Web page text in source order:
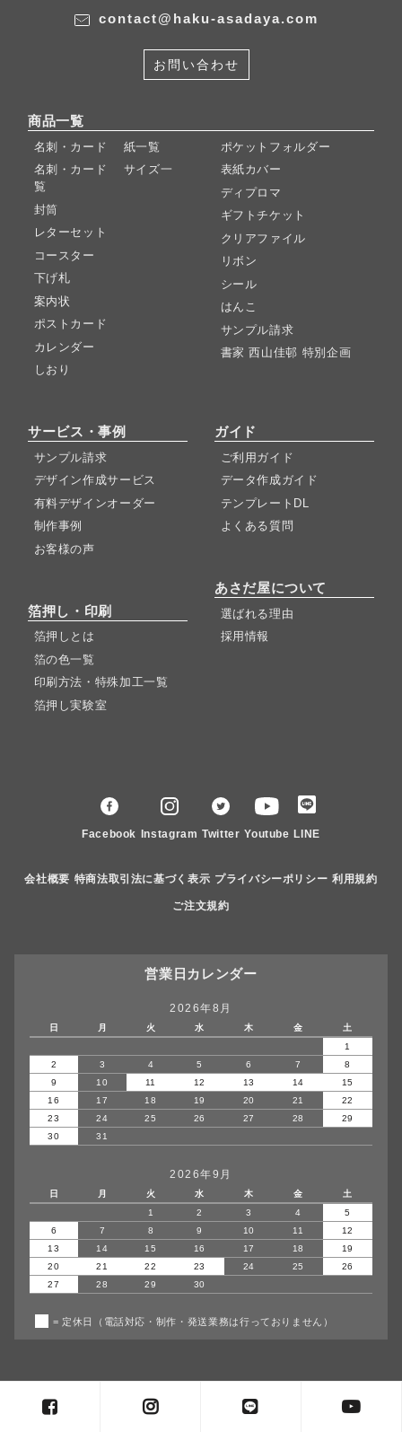
contact@haku-asadaya.com
お問い合わせ
商品一覧
名刺・カード 紙一覧
名刺・カード サイズ一
覧
封筒
レターセット
コースター
下げ札
案内状
ポストカード
カレンダー
しおり
ポケットフォルダー
表紙カバー
ディプロマ
ギフトチケット
クリアファイル
リボン
シール
はんこ
サンプル請求
書家 西山佳邨 特別企画
サービス・事例
サンプル請求
デザイン作成サービス
有料デザインオーダー
制作事例
お客様の声
箔押し・印刷
箔押しとは
箔の色一覧
印刷方法・特殊加工一覧
箔押し実験室
ガイド
ご利用ガイド
データ作成ガイド
テンプレートDL
よくある質問
あさだ屋について
選ばれる理由
採用情報
Facebook Instagram Twitter Youtube LINE
会社概要 特商法取引法に基づく表示 プライバシーポリシー 利用規約
ご注文規約
営業日カレンダー
2026年8月
日 月 火 水 木 金
土
1
2
3 4 5 6 7
8
9
10 11 12 13 14
15
16
17 18 19 20 21
22
23
24 25 26 27 28
29
30
31
2026年9月
日 月 火 水 木 金
土
1
2 3 4
5
6
7 8 9 10 11
12
13
14 15 16 17 18
19
20
21 22 23 24 25
26
27
28 29 30
= 定休日（電話対応・制作・発送業務は行っておりません）